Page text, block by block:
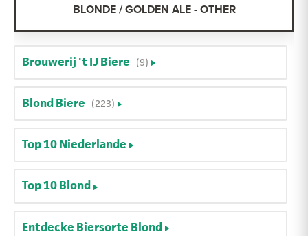
BLONDE / GOLDEN ALE - OTHER
Brouwerij 't IJ Biere (9)
Blond Biere (223)
Top 10 Niederlande
Top 10 Blond
Entdecke Biersorte Blond